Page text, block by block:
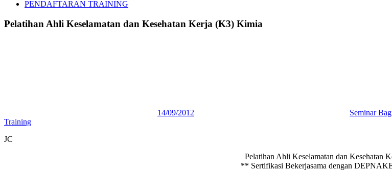
PENDAFTARAN TRAINING
Pelatihan Ahli Keselamatan dan Kesehatan Kerja (K3) Kimia
14/09/2012 Seminar
Training
JC
Pelatihan Ahli Keselamatan dan Kesehatan
** Sertifikasi Bekerjasama dengan